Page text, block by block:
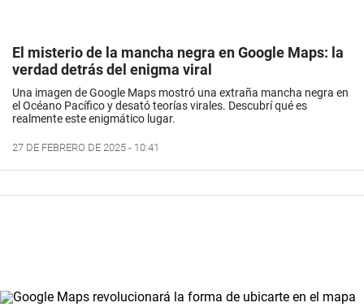
El misterio de la mancha negra en Google Maps: la
verdad detrás del enigma viral
Una imagen de Google Maps mostró una extraña mancha negra en
el Océano Pacífico y desató teorías virales. Descubrí qué es
realmente este enigmático lugar.
27 DE FEBRERO DE 2025 - 10:41